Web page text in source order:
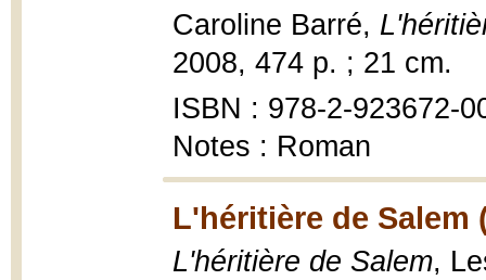
Caroline Barré,
2008, 474 p. ; 21 cm.
ISBN : 978-2-923672-
Notes : Roman
L'héritière de Salem
L'héritière de Salem,